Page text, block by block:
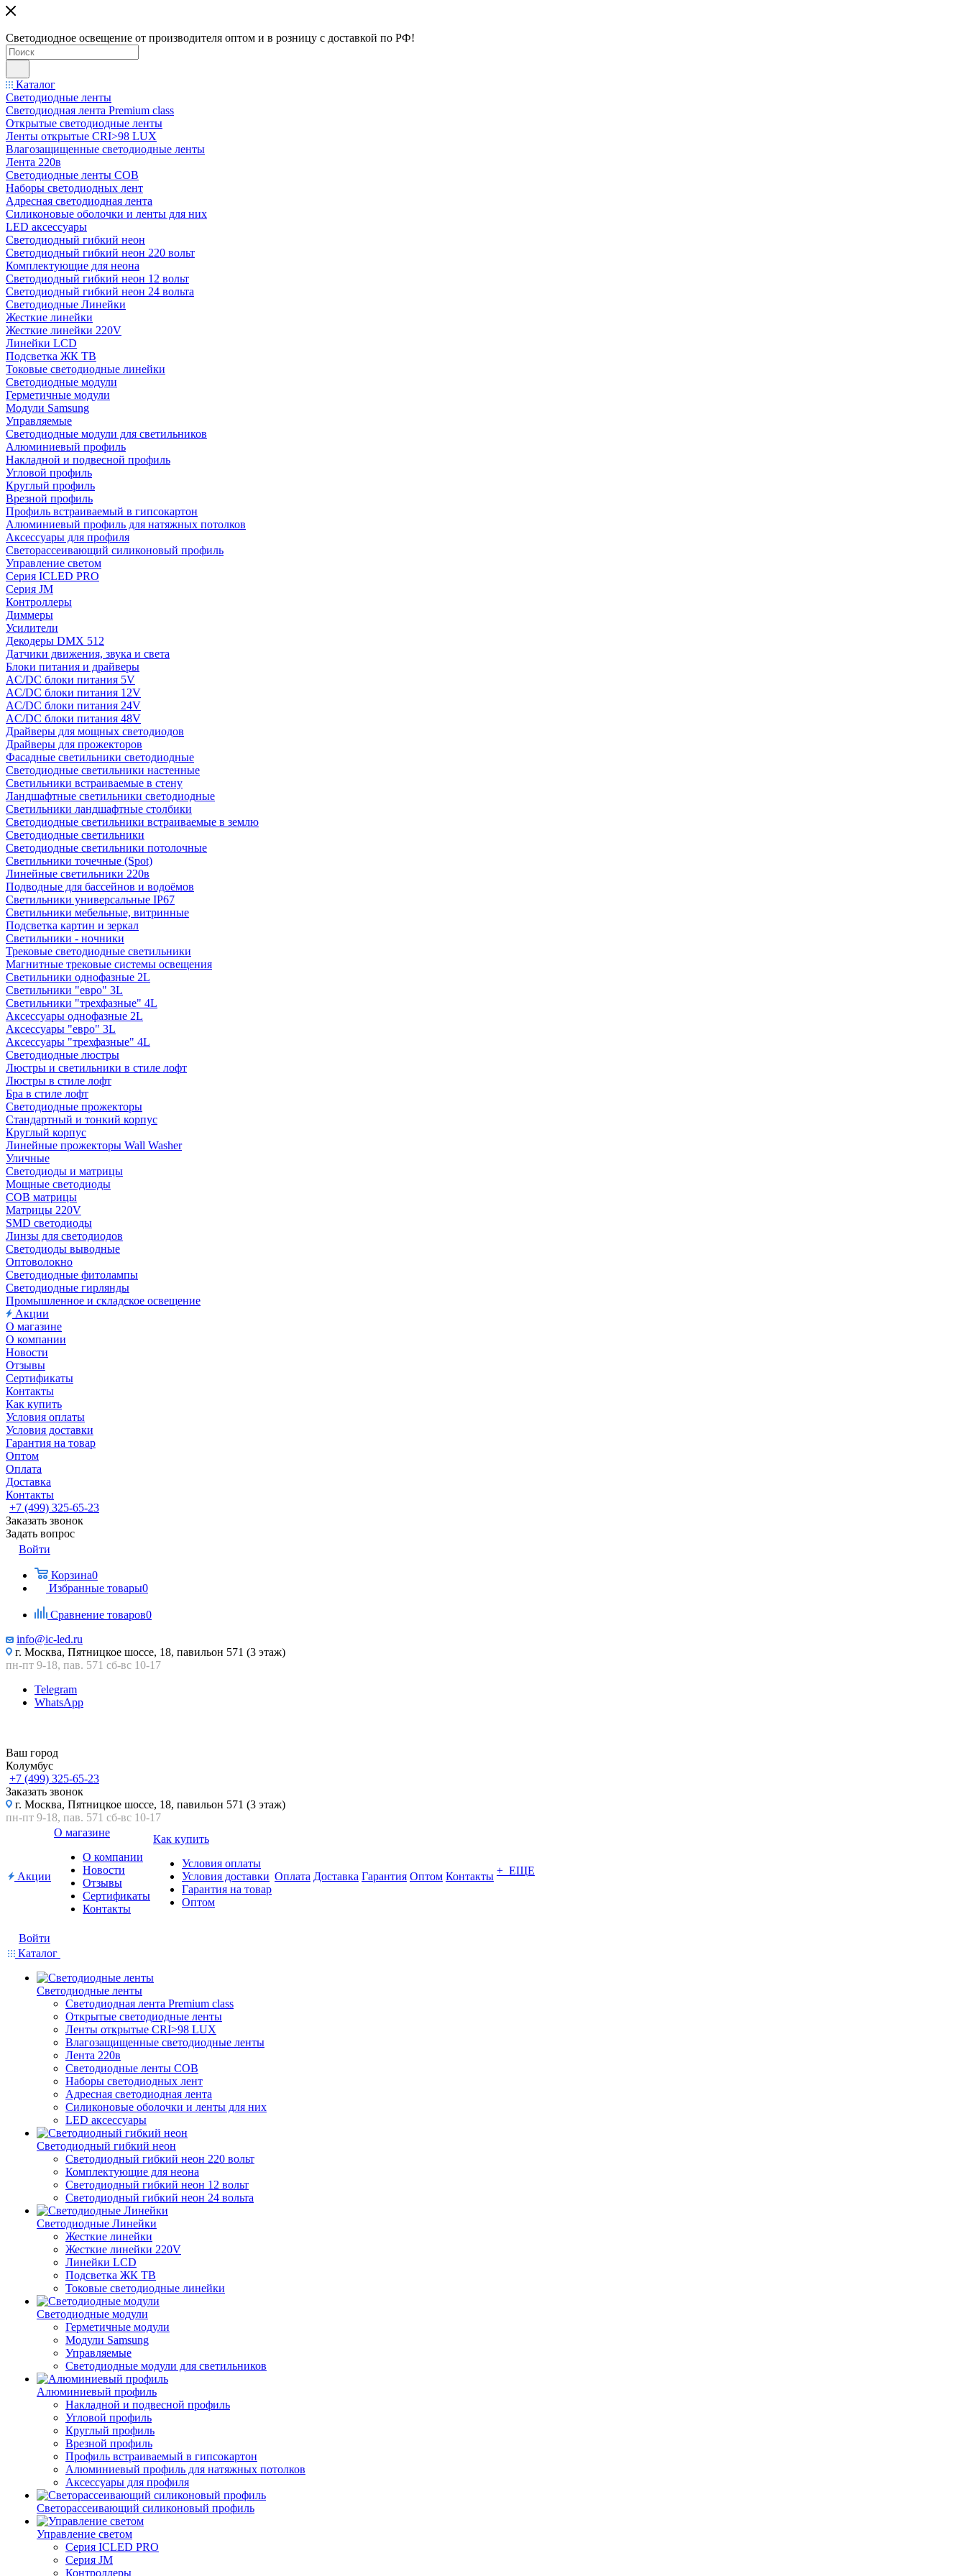
Светодиодное освещение от производителя оптом и в розницу с доставкой по РФ!
Каталог
Светодиодные ленты
Светодиодная лента Premium class
Открытые светодиодные ленты
Ленты открытые CRI>98 LUX
Влагозащищенные светодиодные ленты
Лента 220в
Светодиодные ленты COB
Наборы светодиодных лент
Адресная светодиодная лента
Силиконовые оболочки и ленты для них
LED аксессуары
Светодиодный гибкий неон
Светодиодный гибкий неон 220 вольт
Комплектующие для неона
Светодиодный гибкий неон 12 вольт
Светодиодный гибкий неон 24 вольта
Светодиодные Линейки
Жесткие линейки
Жесткие линейки 220V
Линейки LCD
Подсветка ЖК ТВ
Токовые светодиодные линейки
Светодиодные модули
Герметичные модули
Модули Samsung
Управляемые
Светодиодные модули для светильников
Алюминиевый профиль
Накладной и подвесной профиль
Угловой профиль
Круглый профиль
Врезной профиль
Профиль встраиваемый в гипсокартон
Алюминиевый профиль для натяжных потолков
Аксессуары для профиля
Светорассеивающий силиконовый профиль
Управление светом
Серия ICLED PRO
Серия JM
Контроллеры
Диммеры
Усилители
Декодеры DMX 512
Датчики движения, звука и света
Блоки питания и драйверы
AC/DC блоки питания 5V
AC/DC блоки питания 12V
AC/DC блоки питания 24V
AC/DC блоки питания 48V
Драйверы для мощных светодиодов
Драйверы для прожекторов
Фасадные светильники светодиодные
Светодиодные светильники настенные
Светильники встраиваемые в стену
Ландшафтные светильники светодиодные
Светильники ландшафтные столбики
Светодиодные светильники встраиваемые в землю
Светодиодные светильники
Светодиодные светильники потолочные
Светильники точечные (Spot)
Линейные светильники 220в
Подводные для бассейнов и водоёмов
Светильники универсальные IP67
Светильники мебельные, витринные
Подсветка картин и зеркал
Светильники - ночники
Трековые светодиодные светильники
Магнитные трековые системы освещения
Светильники однофазные 2L
Светильники "евро" 3L
Светильники "трехфазные" 4L
Аксессуары однофазные 2L
Аксессуары "евро" 3L
Аксессуары "трехфазные" 4L
Светодиодные люстры
Люстры и светильники в стиле лофт
Люстры в стиле лофт
Бра в стиле лофт
Светодиодные прожекторы
Стандартный и тонкий корпус
Круглый корпус
Линейные прожекторы Wall Washer
Уличные
Светодиоды и матрицы
Мощные светодиоды
COB матрицы
Матрицы 220V
SMD светодиоды
Линзы для светодиодов
Светодиоды выводные
Оптоволокно
Светодиодные фитолампы
Светодиодные гирлянды
Промышленное и складское освещение
Акции
О магазине
О компании
Новости
Отзывы
Сертификаты
Контакты
Как купить
Условия оплаты
Условия доставки
Гарантия на товар
Оптом
Оплата
Доставка
Контакты
+7 (499) 325-65-23
Заказать звонок
Задать вопрос
Войти
Корзина0
Избранные товары0
Сравнение товаров0
info@ic-led.ru
г. Москва, Пятницкое шоссе, 18, павильон 571 (3 этаж)
пн-пт 9-18, пав. 571 сб-вс 10-17
Telegram
WhatsApp
Ваш город
Колумбус
+7 (499) 325-65-23
Заказать звонок
г. Москва, Пятницкое шоссе, 18, павильон 571 (3 этаж)
пн-пт 9-18, пав. 571 сб-вс 10-17
Акции
О магазине
О компании
Новости
Отзывы
Сертификаты
Контакты
Как купить
Условия оплаты
Условия доставки
Гарантия на товар
Оптом
Оплата Доставка Гарантия Оптом Контакты + ЕЩЕ
Войти
Каталог
Светодиодные ленты
Светодиодная лента Premium class
Открытые светодиодные ленты
Ленты открытые CRI>98 LUX
Влагозащищенные светодиодные ленты
Лента 220в
Светодиодные ленты COB
Наборы светодиодных лент
Адресная светодиодная лента
Силиконовые оболочки и ленты для них
LED аксессуары
Светодиодный гибкий неон
Светодиодный гибкий неон 220 вольт
Комплектующие для неона
Светодиодный гибкий неон 12 вольт
Светодиодный гибкий неон 24 вольта
Светодиодные Линейки
Жесткие линейки
Жесткие линейки 220V
Линейки LCD
Подсветка ЖК ТВ
Токовые светодиодные линейки
Светодиодные модули
Герметичные модули
Модули Samsung
Управляемые
Светодиодные модули для светильников
Алюминиевый профиль
Накладной и подвесной профиль
Угловой профиль
Круглый профиль
Врезной профиль
Профиль встраиваемый в гипсокартон
Алюминиевый профиль для натяжных потолков
Аксессуары для профиля
Светорассеивающий силиконовый профиль
Управление светом
Серия ICLED PRO
Серия JM
Контроллеры